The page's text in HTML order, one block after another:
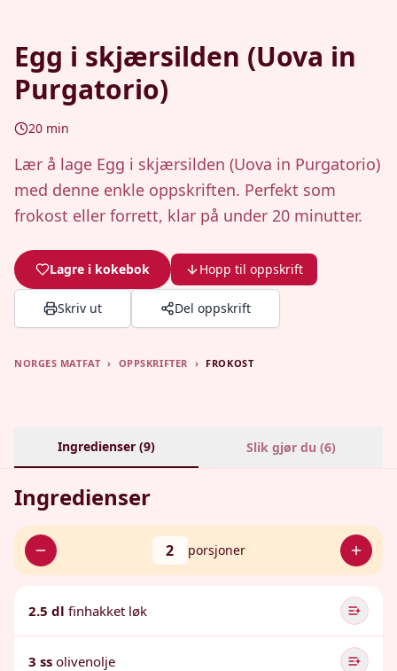
Egg i skjærsilden (Uova in
Purgatorio)
20 min
Lær å lage Egg i skjærsilden (Uova in Purgatorio)
med denne enkle oppskriften. Perfekt som
frokost eller forrett, klar på under 20 minutter.
Lagre i kokebok Hopp til oppskrift
Skriv ut Del oppskrift
NORGES MATFAT › OPPSKRIFTER › FROKOST
Ingredienser (9) Slik gjør du (6)
Ingredienser
2 porsjoner
2.5 dl finhakket løk
3 ss olivenolje